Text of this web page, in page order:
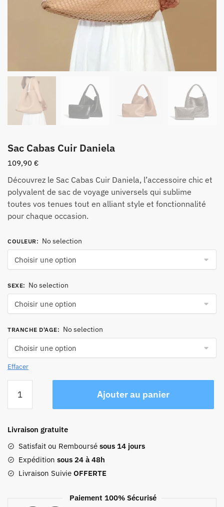
Sac Cabas Cuir Daniela
109,90 €
Découvrez le Sac Cabas Cuir Daniela, l’accessoire chic et
polyvalent de sac de voyage universels qui sublime
toutes vos tenues tout en alliant style et fonctionnalité
pour chaque occasion.
COULEUR: No selection
SEXE: No selection
TRANCHE D'AGE: No selection
Effacer
Sac
Cuir
Daniela
Ajouter au panier
Livraison gratuite
Satisfait ou Remboursé sous 14 jours
Expédition sous 24 à 48h
Livraison Suivie OFFERTE
Paiement 100% Sécurisé